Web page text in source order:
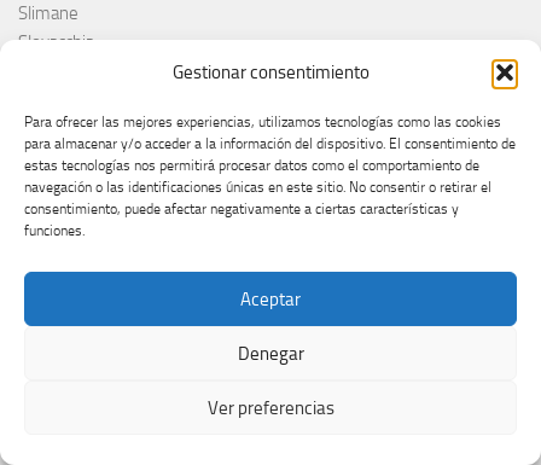
Gestionar consentimiento
Para ofrecer las mejores experiencias, utilizamos tecnologías como las cookies
para almacenar y/o acceder a la información del dispositivo. El consentimiento de
estas tecnologías nos permitirá procesar datos como el comportamiento de
navegación o las identificaciones únicas en este sitio. No consentir o retirar el
consentimiento, puede afectar negativamente a ciertas características y
funciones.
Aceptar
Denegar
Ver preferencias
Slimane
Slovacchia
Slovaquie
Slovenia
Slovénie
Slóvenie
Söngvakeppnin
Spagna